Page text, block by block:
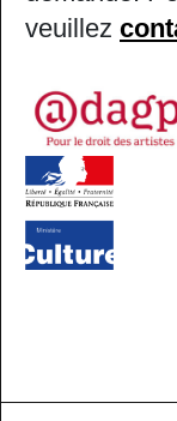
veuillez